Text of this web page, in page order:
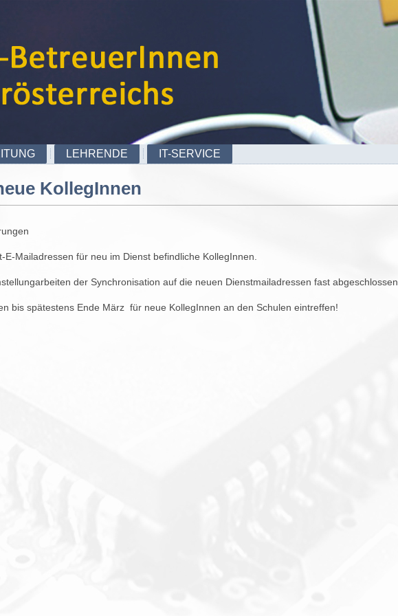
LEHRENDE IT-SERVICE
KollegInnen
E-Mailadressen für neu im Dienst befindliche KollegInnen.
der Synchronisation auf die neuen Dienstmailadressen fast abgeschlossen.
bis spätestens Ende März für neue KollegInnen an den Schulen eintreffen!